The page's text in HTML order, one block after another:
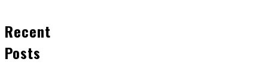
Recent
Posts